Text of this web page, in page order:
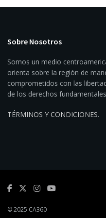
Sobre Nosotros
Somos un medio
orienta sobre la región de
comprometidos con las
de los derechos
TÉRMINOS Y CONDICIONES.
© 2025 CA360